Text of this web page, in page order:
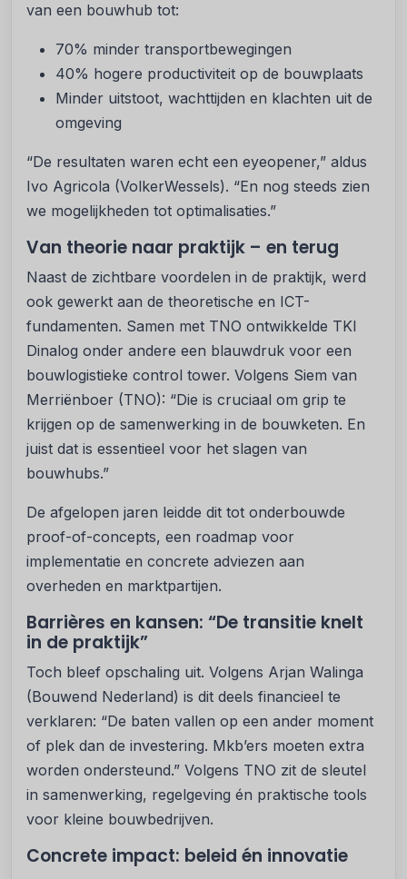
van een bouwhub tot:
70% minder transportbewegingen
40% hogere productiviteit op de bouwplaats
Minder uitstoot, wachttijden en klachten uit de
omgeving
“De resultaten waren echt een eyeopener,” aldus
Ivo Agricola (VolkerWessels). “En nog steeds zien
we mogelijkheden tot optimalisaties.”
Van theorie naar praktijk – en terug
Naast de zichtbare voordelen in de praktijk, werd
ook gewerkt aan de theoretische en ICT-
fundamenten. Samen met TNO ontwikkelde TKI
Dinalog onder andere een blauwdruk voor een
bouwlogistieke control tower. Volgens Siem van
Merriënboer (TNO): “Die is cruciaal om grip te
krijgen op de samenwerking in de bouwketen. En
juist dat is essentieel voor het slagen van
bouwhubs.”
De afgelopen jaren leidde dit tot onderbouwde
proof-of-concepts, een roadmap voor
implementatie en concrete adviezen aan
overheden en marktpartijen.
Barrières en kansen: “De transitie knelt
in de praktijk”
Toch bleef opschaling uit. Volgens Arjan Walinga
(Bouwend Nederland) is dit deels financieel te
verklaren: “De baten vallen op een ander moment
of plek dan de investering. Mkb’ers moeten extra
worden ondersteund.” Volgens TNO zit de sleutel
in samenwerking, regelgeving én praktische tools
voor kleine bouwbedrijven.
Concrete impact: beleid én innovatie